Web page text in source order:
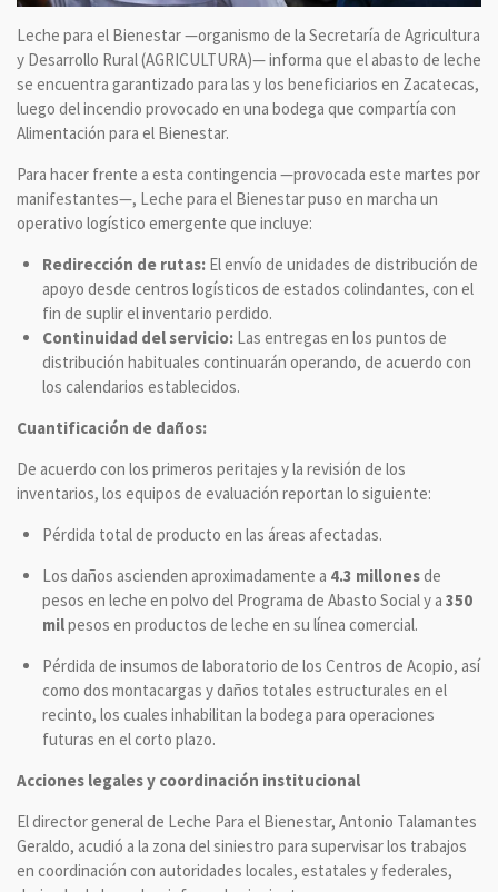
Leche para el Bienestar —organismo de la Secretaría de Agricultura
y Desarrollo Rural (AGRICULTURA)— informa que el abasto de leche
se encuentra garantizado para las y los beneficiarios en Zacatecas,
luego del incendio provocado en una bodega que compartía con
Alimentación para el Bienestar.
Para hacer frente a esta contingencia —provocada este martes por
manifestantes—, Leche para el Bienestar puso en marcha un
operativo logístico emergente que incluye:
Redirección de rutas:El envío de unidades de distribución de
apoyo desde centros logísticos de estados colindantes, con el
fin de suplir el inventario perdido.
Continuidad del servicio:Las entregas en los puntos de
distribución habituales continuarán operando, de acuerdo con
los calendarios establecidos.
Cuantificación de daños:
De acuerdo con los primeros peritajes y la revisión de los
inventarios, los equipos de evaluación reportan lo siguiente:
Pérdida total de producto en las áreas afectadas.
Los daños ascienden aproximadamente a 4.3 millonesde
pesos en leche en polvo del Programa de Abasto Social y a 350
milpesos en productos de leche en su línea comercial.
Pérdida de insumos de laboratorio de los Centros de Acopio, así
como dos montacargas y daños totales estructurales en el
recinto, los cuales inhabilitan la bodega para operaciones
futuras en el corto plazo.
Acciones legales y coordinación institucional
El director general de Leche Para el Bienestar, Antonio Talamantes
Geraldo, acudió a la zona del siniestro para supervisar los trabajos
en coordinación con autoridades locales, estatales y federales,